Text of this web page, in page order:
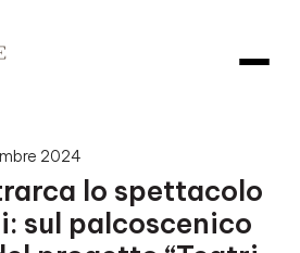
lo
2024
lo spettacolo
sul palcoscenico